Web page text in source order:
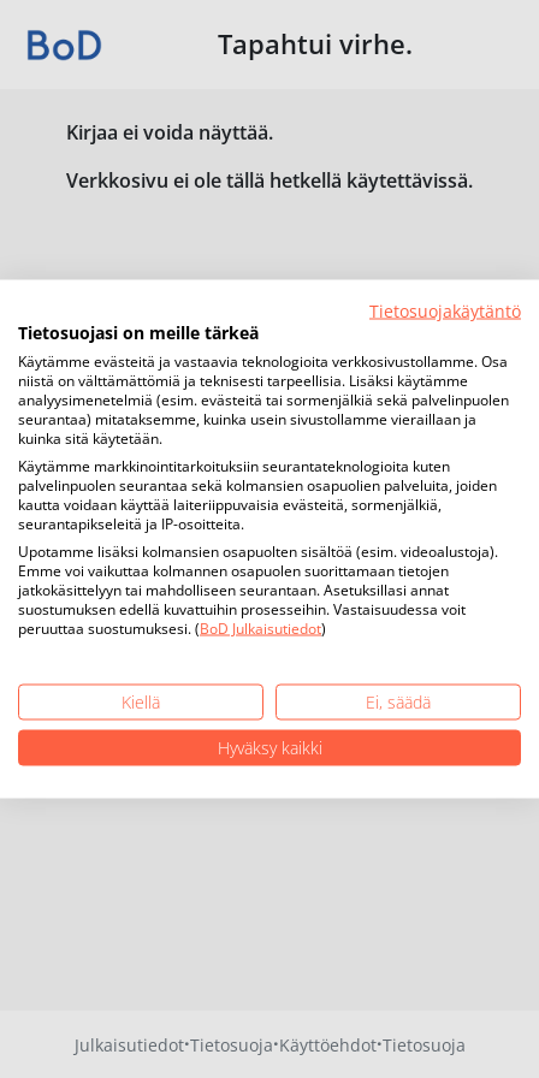
Tapahtui virhe.
Kirjaa ei voida näyttää.
Verkkosivu ei ole tällä hetkellä käytettävissä.
Julkaisutiedot·Tietosuoja·Käyttöehdot·Tietosuoja
Tietosuojakäytäntö
Tietosuojasi on meille tärkeä
Käytämme evästeitä ja vastaavia teknologioita verkkosivustollamme. Osa
niistä on välttämättömiä ja teknisesti tarpeellisia. Lisäksi käytämme
analyysimenetelmiä (esim. evästeitä tai sormenjälkiä sekä palvelinpuolen
seurantaa) mitataksemme, kuinka usein sivustollamme vieraillaan ja
kuinka sitä käytetään.
Käytämme markkinointitarkoituksiin seurantateknologioita kuten
palvelinpuolen seurantaa sekä kolmansien osapuolien palveluita, joiden
kautta voidaan käyttää laiteriippuvaisia evästeitä, sormenjälkiä,
seurantapikseleitä ja IP-osoitteita.
Upotamme lisäksi kolmansien osapuolten sisältöä (esim. videoalustoja).
Emme voi vaikuttaa kolmannen osapuolen suorittamaan tietojen
jatkokäsittelyyn tai mahdolliseen seurantaan. Asetuksillasi annat
suostumuksen edellä kuvattuihin prosesseihin. Vastaisuudessa voit
peruuttaa suostumuksesi. (BoD Julkaisutiedot)
Kiellä
Ei, säädä
Hyväksy kaikki